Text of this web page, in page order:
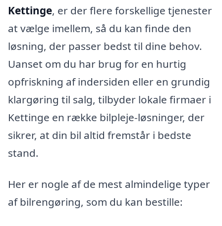
Kettinge, er der flere forskellige tjenester
at vælge imellem, så du kan finde den
løsning, der passer bedst til dine behov.
Uanset om du har brug for en hurtig
opfriskning af indersiden eller en grundig
klargøring til salg, tilbyder lokale firmaer i
Kettinge en række bilpleje-løsninger, der
sikrer, at din bil altid fremstår i bedste
stand.
Her er nogle af de mest almindelige typer
af bilrengøring, som du kan bestille: